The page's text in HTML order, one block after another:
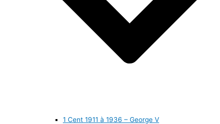
1 Cent 1911 à 1936 – George V